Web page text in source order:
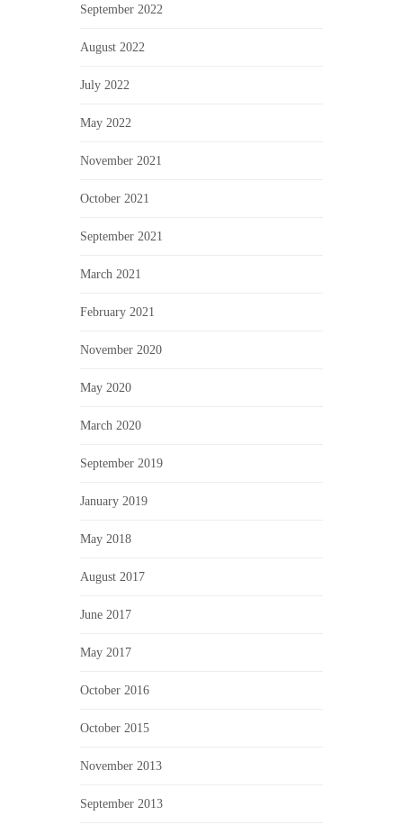
September 2022
August 2022
July 2022
May 2022
November 2021
October 2021
September 2021
March 2021
February 2021
November 2020
May 2020
March 2020
September 2019
January 2019
May 2018
August 2017
June 2017
May 2017
October 2016
October 2015
November 2013
September 2013